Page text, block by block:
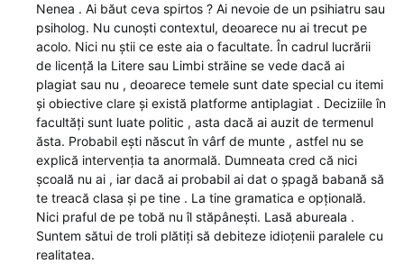
Nenea . Ai băut ceva spirtos ? Ai nevoie de un psihiatru sau
psiholog. Nu cunoști contextul, deoarece nu ai trecut pe
acolo. Nici nu știi ce este aia o facultate. În cadrul lucrării
de licență la Litere sau Limbi străine se vede dacă ai
plagiat sau nu , deoarece temele sunt date special cu itemi
și obiective clare și există platforme antiplagiat . Deciziile în
facultăți sunt luate politic , asta dacă ai auzit de termenul
ăsta. Probabil ești născut în vârf de munte , astfel nu se
explică intervenția ta anormală. Dumneata cred că nici
școală nu ai , iar dacă ai probabil ai dat o șpagă babană să
te treacă clasa și pe tine . La tine gramatica e opțională.
Nici praful de pe tobă nu îl stăpânești. Lasă abureala .
Suntem sătui de troli plătiți să debiteze idioțenii paralele cu
realitatea.